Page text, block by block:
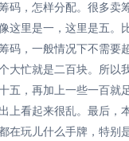
，怎样分配。很多
这里是一，这里是五。
，一般情况下不需
大忙就是二百块。所以
，再加上一些一百
看起来很乱。最后
玩儿什么手牌，特